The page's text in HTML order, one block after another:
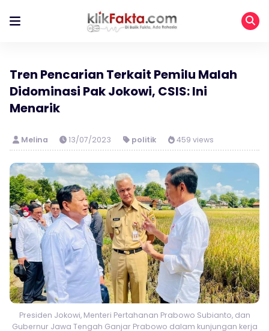
Tren Pencarian Terkait Pemilu Malah
Didominasi Pak Jokowi, CSIS: Ini
Menarik
Melina 13/07/2023 politik 459 views
Presiden Jokowi, Menteri Pertahanan Prabowo Subianto, dan
Gubernur Jawa Tengah Ganjar Prabowo dalam kunjungan kerja